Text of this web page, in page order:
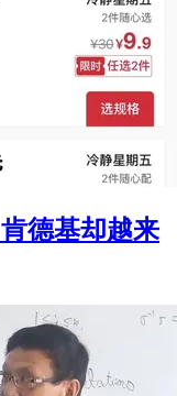
德基却越来